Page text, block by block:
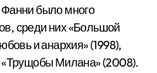
было много
среди них «Большой
и анархия» (1998),
«Трущобы Милана» (2008).